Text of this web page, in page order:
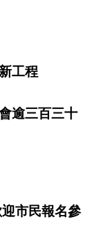
工程
逾三百三十
市民報名參